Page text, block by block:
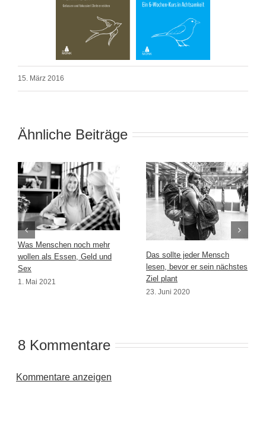
15. März 2016
Ähnliche Beiträge
Was Menschen noch mehr
wollen als Essen, Geld und
Sex
1. Mai 2021
Das sollte jeder Mensch
lesen, bevor er sein nächstes
Ziel plant
23. Juni 2020
8 Kommentare
Kommentare anzeigen